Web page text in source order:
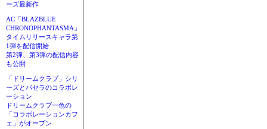
ーズ最新作
AC「BLAZBLUE
CHRONOPHANTASMA」
タイムリリースキャラ第
1弾を配信開始
第2弾、第3弾の配信内容
も公開
「ドリームクラブ」シリ
ーズとパセラのコラボレ
ーション
ドリームクラブ一色の
「コラボレーションカフ
ェ」がオープン